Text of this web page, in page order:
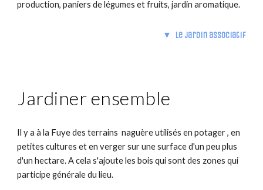
production, paniers de légumes et fruits, jardin aromatique.
▼ Le jardin associatif
Jardiner ensemble
Il y a à la Fuye des terrains naguère utilisés en potager , en
petites cultures et en verger sur une surface d'un peu plus
d'un hectare. A cela s'ajoute les bois qui sont des zones qui
participe générale du lieu.